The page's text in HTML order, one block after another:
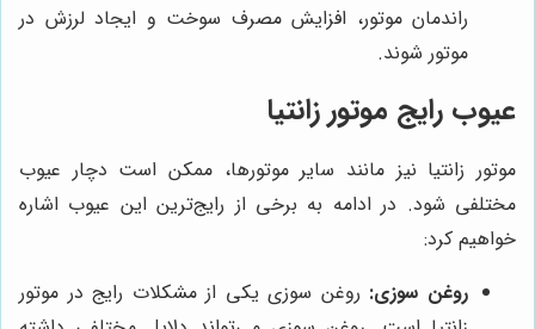
راندمان موتور، افزایش مصرف سوخت و ایجاد لرزش در
موتور شوند.
عیوب رایج موتور زانتیا
موتور زانتیا نیز مانند سایر موتورها، ممکن است دچار عیوب
مختلفی شود. در ادامه به برخی از رایج‌ترین این عیوب اشاره
خواهیم کرد:
روغن سوزی: روغن سوزی یکی از مشکلات رایج در موتور